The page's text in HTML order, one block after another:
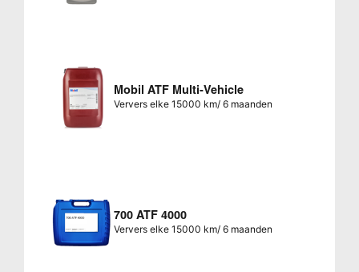
Mobil ATF Multi-Vehicle
Ververs elke 15000 km/ 6 maanden
700 ATF 4000
Ververs elke 15000 km/ 6 maanden